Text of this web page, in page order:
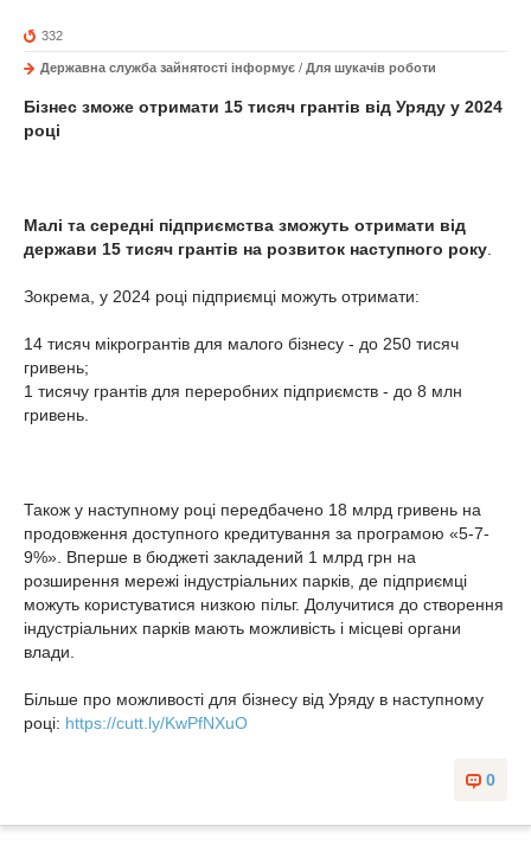
332
Державна служба зайнятості інформує / Для шукачів роботи
Бізнес зможе отримати 15 тисяч грантів від Уряду у 2024
році
Малі та середні підприємства зможуть отримати від
держави 15 тисяч грантів на розвиток наступного року
Зокрема, у 2024 році підприємці можуть отримати:
14 тисяч мікрогрантів для малого бізнесу - до 250 тисяч
гривень;
1 тисячу грантів для переробних підприємств - до 8 млн
гривень.
Також у наступному році передбачено 18 млрд гривень на
продовження доступного кредитування за програмою «5-7-
9%». Вперше в бюджеті закладений 1 млрд грн на
розширення мережі індустріальних парків, де підприємці
можуть користуватися низкою пільг. Долучитися до створення
індустріальних парків мають можливість і місцеві органи
влади.
Більше про можливості для бізнесу від Уряду в наступному
році: https://cutt.ly/KwPfNXuO
0